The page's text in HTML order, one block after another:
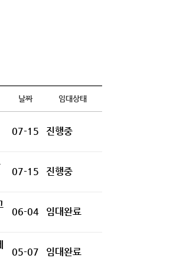
날짜 임대상태
07-15 진행중
07-15 진행중
06-04 임대완료
05-07 임대완료